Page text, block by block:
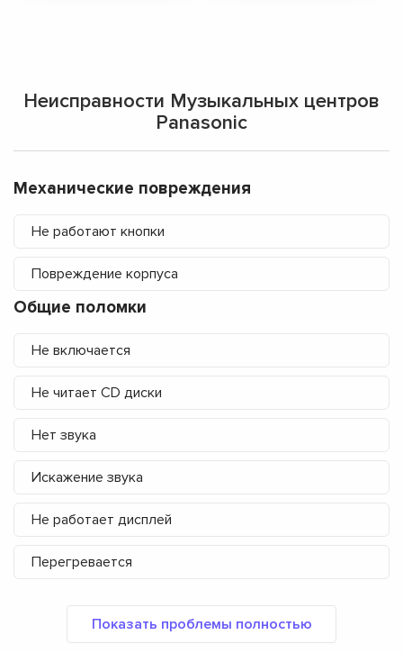
Неисправности Музыкальных центров
Panasonic
Механические повреждения
Не работают кнопки
Повреждение корпуса
Общие поломки
Не включается
Не читает CD диски
Нет звука
Искажение звука
Не работает дисплей
Перегревается